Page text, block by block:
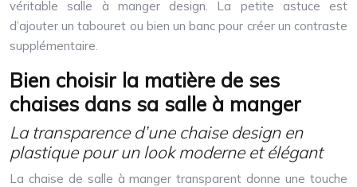
véritable salle à manger design. La petite astuce est
d’ajouter un tabouret ou bien un banc pour créer un contraste
supplémentaire.
Bien choisir la matière de ses
chaises dans sa salle à manger
La transparence d’une chaise design en
plastique pour un look moderne et élégant
La chaise de salle à manger transparent donne une touche